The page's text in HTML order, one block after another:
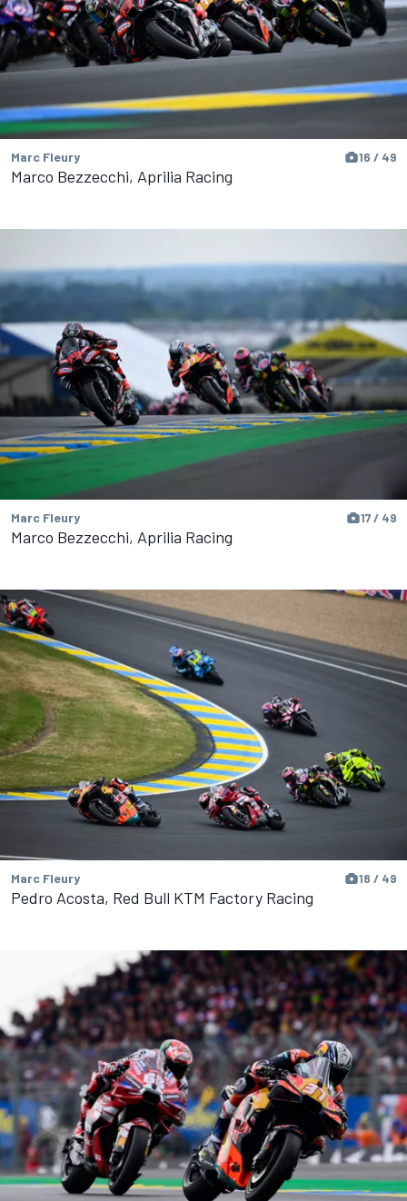
Marc Fleury 16 / 49
Marco Bezzecchi, Aprilia Racing
Marc Fleury 17 / 49
Marco Bezzecchi, Aprilia Racing
Marc Fleury 18 / 49
Pedro Acosta, Red Bull KTM Factory Racing